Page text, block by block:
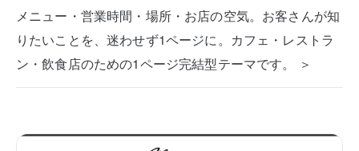
メニュー・営業時間・場所・お店の空気。お客さんが知
りたいことを、迷わせず1ページに。カフェ・レストラ
ン・飲食店のための1ページ完結型テーマです。 ＞